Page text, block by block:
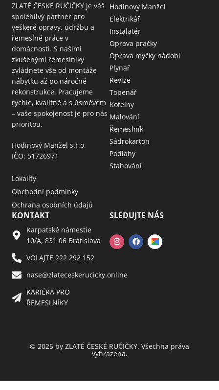
ZLATÉ ČESKÉ RUČIČKY je váš
spolehlivý partner pro
veškeré opravy, údržbu a
řemeslné práce v
domácnosti. S našimi
zkušenými řemeslníky
zvládnete vše od montáže
nábytku až po náročné
rekonstrukce. Pracujeme
rychle, kvalitně a s úsměvem
– vaše spokojenost je pro nás
prioritou.
Hodinový Manžel s.r.o.
IČO: 51726971
Lokality
Obchodní podmínky
Ochrana osobních údajů
Hodinový Manžel
Elektrikář
Instalatér
Oprava pračky
Oprava myčky nádobí
Plynař
Revize
Topenář
Kotelny
Malování
Řemeslník
Sádrokarton
Podlahy
Stahování
KONTAKT
Karpatské námestie
10/A, 831 06 Bratislava
VOLAJTE 222 292 152
nase@zlateceskerucicky.online
KARIÉRA PRO
ŘEMESLNÍKY
SLEDUJTE NÁS
© 2025 by ZLATÉ ČESKÉ RUČIČKY. Všechna práva
vyhrazena.